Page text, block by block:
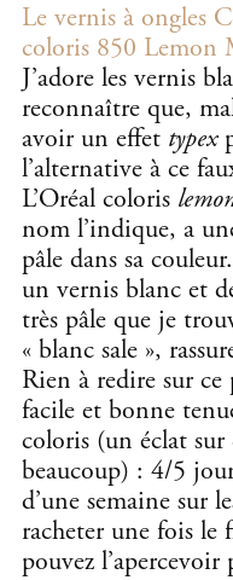
Le vernis à ongles
coloris 850 Lemon
J’adore les vernis
reconnaître que,
avoir un effet typex
l’alternative à ce
L’Oréal coloris
nom l’indique, a
pâle dans sa
un vernis blanc et
très pâle que je
« blanc sale »,
Rien à redire sur
facile et bonne
coloris (un éclat
beaucoup) : 4/5
d’une semaine sur
racheter une fois le
pouvez